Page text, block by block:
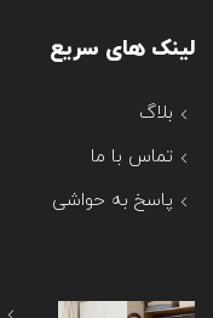
لینک های سریع
بلاگ
تماس با ما
پاسخ به حواشی